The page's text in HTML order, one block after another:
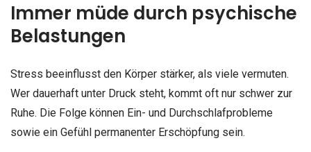
Immer müde durch psychische
Belastungen
Stress beeinflusst den Körper stärker, als viele vermuten.
Wer dauerhaft unter Druck steht, kommt oft nur schwer zur
Ruhe. Die Folge können Ein- und Durchschlafprobleme
sowie ein Gefühl permanenter Erschöpfung sein.